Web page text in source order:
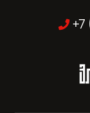
+7